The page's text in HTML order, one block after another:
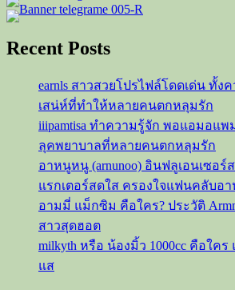
น่า
เห็น
ต้อง
ยิ้ม
ตาม
Recent Posts
earnls สาวสวยโปรไฟล์โดดเด่น ทั้ง
เสน่ห์ที่ทำให้หลายคนตกหลุมรัก
iiipamtisa ทำความรู้จัก พอแอมอแพ
ลุคพยาบาลที่หลายคนตกหลุมรัก
อาหนูหนู (arnunoo) อินฟลูเอนเซอ
แรกเตอร์สดใส ครองใจแฟนคลับอ
อามมี่ แม็กซิม คือใคร? ประวัติ
สาวสุดฮอต
milkyth หรือ น้องมิ้ว 1000cc คือใคร
แส